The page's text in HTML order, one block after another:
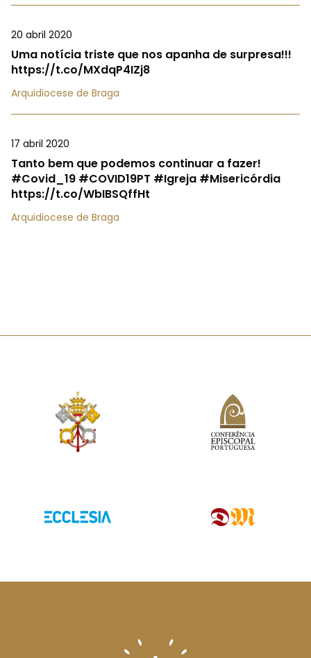
20 abril 2020
Uma notícia triste que nos apanha de surpresa!!!
https://t.co/MXdqP4IZj8
Arquidiocese de Braga
17 abril 2020
Tanto bem que podemos continuar a fazer!
#Covid_19 #COVID19PT #Igreja #Misericórdia
https://t.co/WbIBSQffHt
Arquidiocese de Braga